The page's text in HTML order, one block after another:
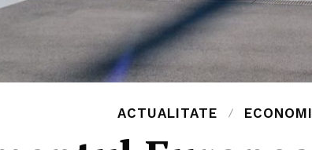
ACTUALITATE